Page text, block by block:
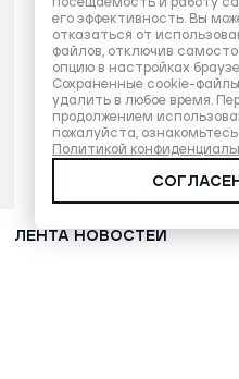
ЛЕНТА НОВОСТЕЙ
его эффективность. Вы
отказаться от
файлов, отключив
опцию в настройках
Сохраненные cookie-
удалить в любое время.
продолжением
пожалуйста,
Политикой
СОГЛАСЕН